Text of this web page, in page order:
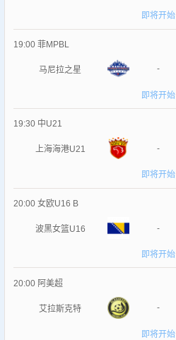
即将开始
19:00 菲MPBL
马尼拉之星 -
即将开始
19:30 中U21
上海海港U21 -
即将开始
20:00 女欧U16 B
波黑女篮U16 -
即将开始
20:00 阿美超
艾拉斯克特 -
即将开始